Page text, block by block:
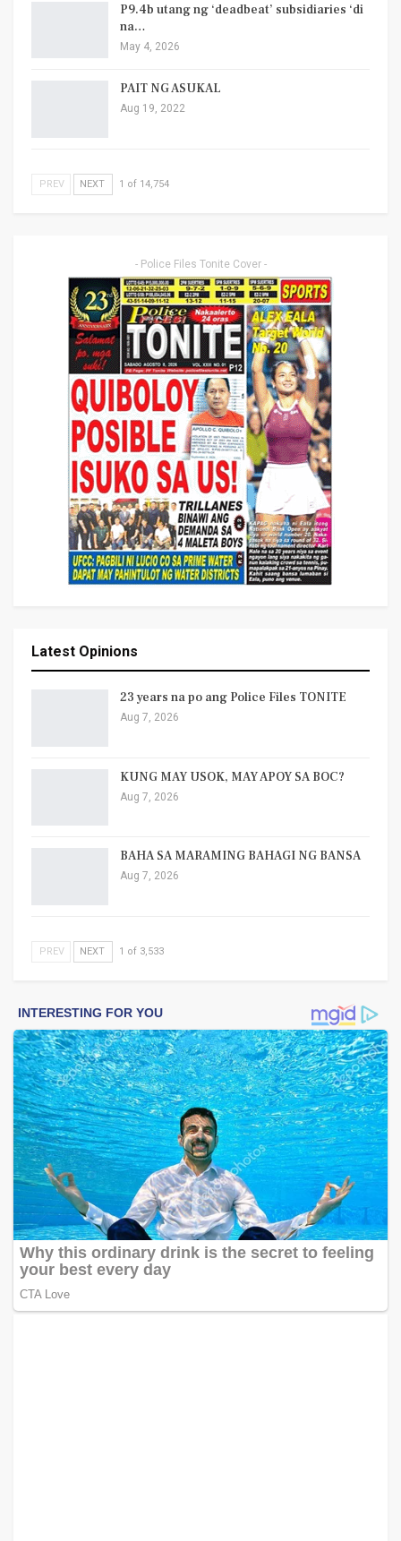
P9.4b utang ng ‘deadbeat’ subsidiaries ‘di
na…
May 4, 2026
PAIT NG ASUKAL
Aug 19, 2022
PREV NEXT 1 of 14,754
- Police Files Tonite Cover -
Latest Opinions
23 years na po ang Police Files TONITE
Aug 7, 2026
KUNG MAY USOK, MAY APOY SA BOC?
Aug 7, 2026
BAHA SA MARAMING BAHAGI NG BANSA
Aug 7, 2026
PREV NEXT 1 of 3,533